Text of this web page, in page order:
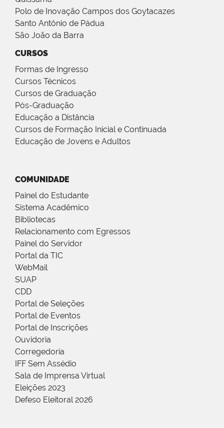
Polo de Inovação Campos dos Goytacazes
Santo Antônio de Pádua
São João da Barra
CURSOS
Formas de Ingresso
Cursos Técnicos
Cursos de Graduação
Pós-Graduação
Educação a Distância
Cursos de Formação Inicial e Continuada
Educação de Jovens e Adultos
COMUNIDADE
Painel do Estudante
Sistema Acadêmico
Bibliotecas
Relacionamento com Egressos
Painel do Servidor
Portal da TIC
WebMail
SUAP
CDD
Portal de Seleções
Portal de Eventos
Portal de Inscrições
Ouvidoria
Corregedoria
IFF Sem Assédio
Sala de Imprensa Virtual
Eleições 2023
Defeso Eleitoral 2026